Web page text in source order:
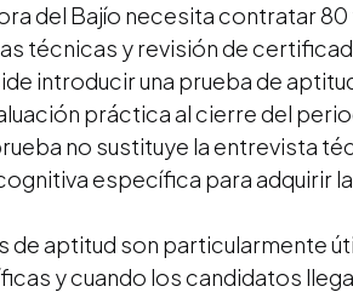
del Bajío necesita contratar
técnicas y revisión de
introducir una prueba de
práctica al cierre del
no sustituye la entrevista
específica para adquirir
de aptitud son particularmente
y cuando los candidatos